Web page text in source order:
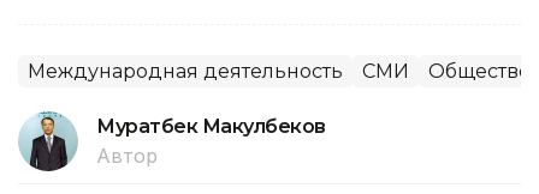
Международная деятельность СМИ Общество
Муратбек Макулбеков
Автор